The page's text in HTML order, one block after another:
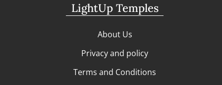
LightUp Temples
About Us
Privacy and policy
Terms and Conditions